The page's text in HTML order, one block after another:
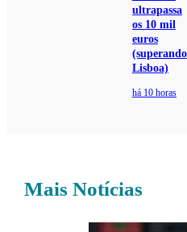
ultrapassa
os 10 mil
euros
(superando
Lisboa)
há 10 horas
Mais Notícias